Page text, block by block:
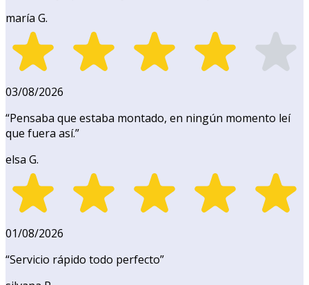
maría G.
03/08/2026
“Pensaba que estaba montado, en ningún momento leí
que fuera así.”
elsa G.
01/08/2026
“Servicio rápido todo perfecto”